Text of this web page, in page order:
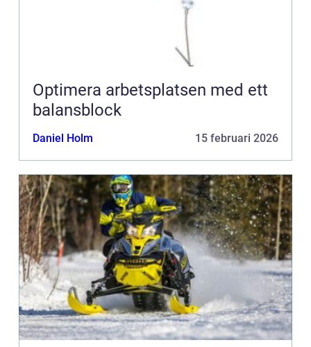
Optimera arbetsplatsen med ett
balansblock
Daniel Holm 15 februari 2026